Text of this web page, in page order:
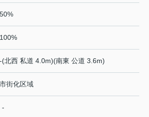
50%
100%
-(北西 私道 4.0m)(南東 公道 3.6m)
市街化区域
-